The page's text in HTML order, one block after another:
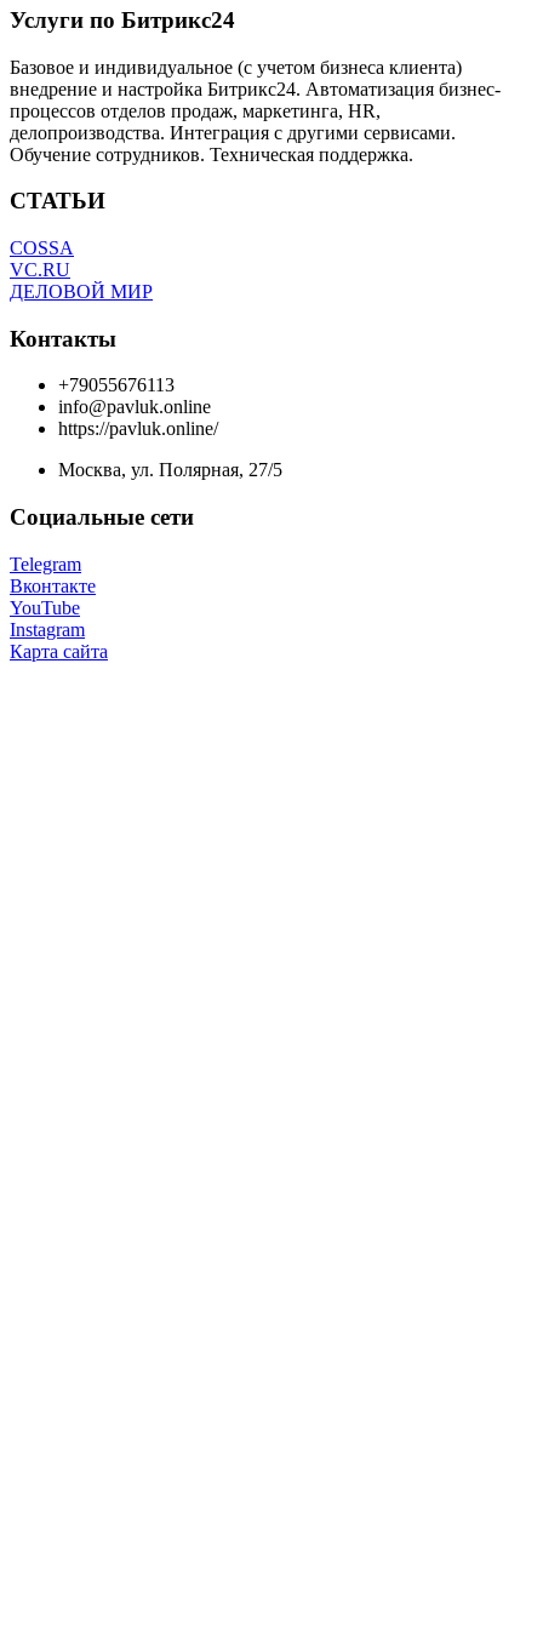
Услуги по Битрикс24
Базовое и индивидуальное (с учетом бизнеса клиента)
внедрение и настройка Битрикс24. Автоматизация бизнес-
процессов отделов продаж, маркетинга, HR,
делопроизводства. Интеграция с другими сервисами.
Обучение сотрудников. Техническая поддержка.
СТАТЬИ
COSSA
VC.RU
ДЕЛОВОЙ МИР
Контакты
+79055676113
info@pavluk.online
https://pavluk.online/
Москва, ул. Полярная, 27/5
Социальные сети
Telegram
Вконтакте
YouTube
Instagram
Карта сайта